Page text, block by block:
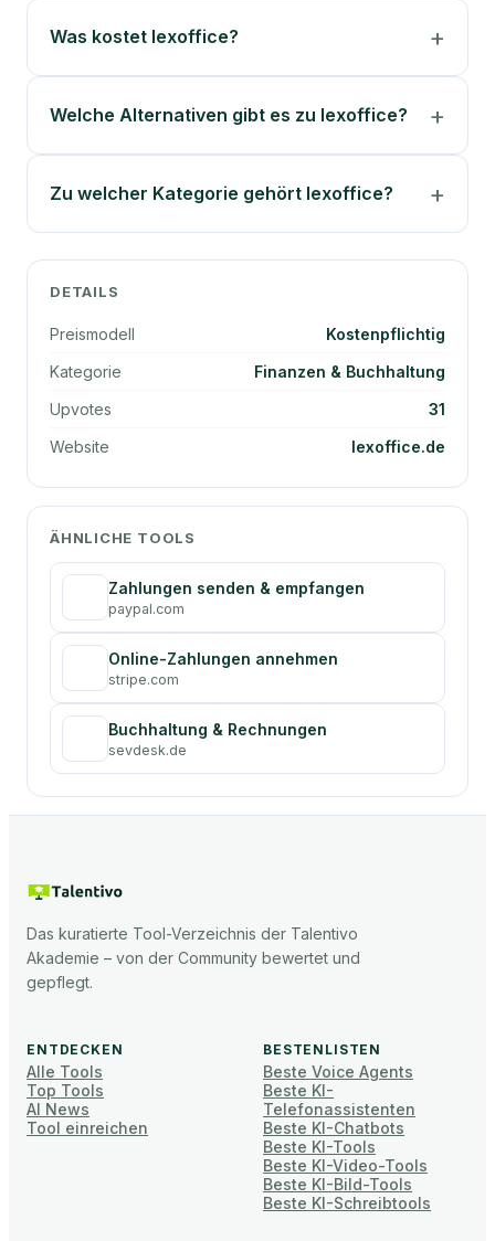
Was kostet lexoffice?
Welche Alternativen gibt es zu lexoffice?
Zu welcher Kategorie gehört lexoffice?
DETAILS
Preismodell
Kostenpflichtig
Kategorie
Finanzen & Buchhaltung
Upvotes
31
Website
lexoffice.de
ÄHNLICHE TOOLS
Zahlungen senden & empfangen
paypal.com
Online-Zahlungen annehmen
stripe.com
Buchhaltung & Rechnungen
sevdesk.de
Das kuratierte Tool-Verzeichnis der Talentivo
Akademie – von der Community bewertet und
gepflegt.
ENTDECKEN
Alle Tools
Top Tools
AI News
Tool einreichen
BESTENLISTEN
Beste Voice Agents
Beste KI-
Telefonassistenten
Beste KI-Chatbots
Beste KI-Tools
Beste KI-Video-Tools
Beste KI-Bild-Tools
Beste KI-Schreibtools